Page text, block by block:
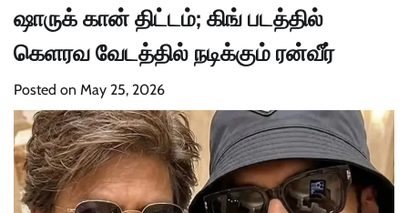
ஷாருக் கான் திட்டம்; கிங் படத்தில்
கெளரவ வேடத்தில் நடிக்கும் ரன்வீர்
Posted on May 25, 2026